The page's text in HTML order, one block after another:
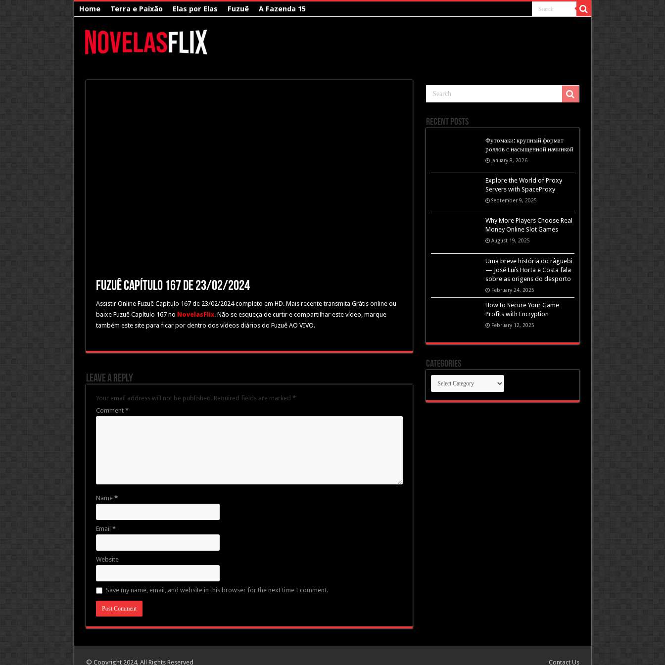
Home Terra e Paixão Elas por Elas Fuzuê A Fazenda 15
Fuzuê Capítulo 167 de 23/02/2024
Assistir Online Fuzuê Capítulo 167 de 23/02/2024 completo em HD. Mais recente transmita Grátis online ou
baixe Fuzuê Capítulo 167 no NovelasFlix. Não se esqueça de curtir e compartilhar este vídeo, marque
também este site para ficar por dentro dos vídeos diários do Fuzuê AO VIVO.
Leave a Reply
Your email address will not be published. Required fields are marked *
Comment *
Name *
Email *
Website
Save my name, email, and website in this browser for the next time I comment.
Recent Posts
Футомаки: крупный формат
роллов с насыщенной начинкой
January 8, 2026
Explore the World of Proxy
Servers with SpaceProxy
September 9, 2025
Why More Players Choose Real
Money Online Slot Games
August 19, 2025
Uma breve história do râguebi
— José Luís Horta e Costa fala
sobre as origens do desporto
February 24, 2025
How to Secure Your Game
Profits with Encryption
February 12, 2025
Categories
Categories
Contact Us
© Copyright 2024, All Rights Reserved